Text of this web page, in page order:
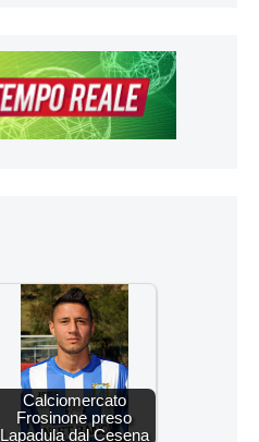
Calciomercato
Frosinone preso
Lapadula dal Cesena